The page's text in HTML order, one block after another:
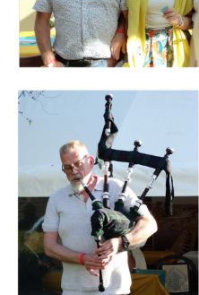
Branding
ARMCHAIR